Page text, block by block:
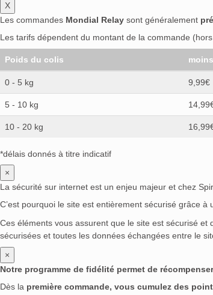
X
Les commandes Mondial Relay sont généralement
Les tarifs dépendent du montant de la commande
Poids du colis
0 - 5 kg 9,99€
5 - 10 kg
10 - 20 kg
*délais donnés à titre indicatif
×
La sécurité sur internet est un enjeu majeur et chez
C’est pourquoi le site est entièrement sécurisé grâce
Ces éléments vous assurent que le site est sécurisé
sécurisées et toutes les données échangées entre le
×
Notre programme de fidélité permet de
Dès la première commande, vous cumulez des